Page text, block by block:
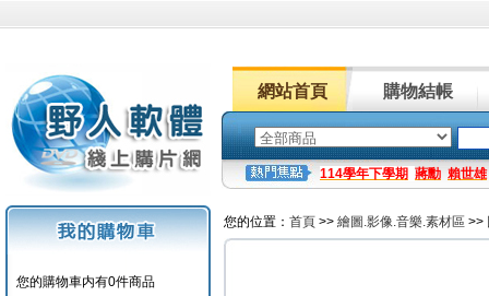
網站首頁 購物結帳
114學年下學期 蔣勳 賴世雄
您的購物車内有0件商品
您的位置： 首頁 >> 繪圖.影像.音樂.素材區 >>